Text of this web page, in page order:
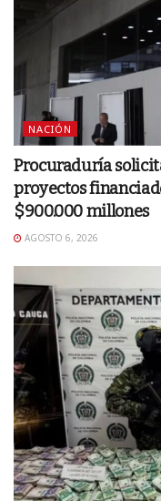
NACIÓN
Procuraduría
proyectos
$900.000 millones
AGOSTO 6, 2026